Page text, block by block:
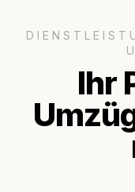
Ihr